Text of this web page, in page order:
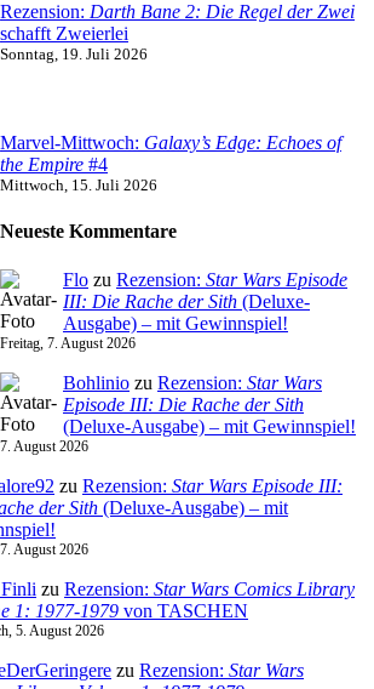
Rezension: Darth Bane 2: Die Regel der Zwei
schafft Zweierlei
Sonntag, 19. Juli 2026
Marvel-Mittwoch: Galaxy’s Edge: Echoes of
the Empire #4
Mittwoch, 15. Juli 2026
Neueste Kommentare
Flo zu Rezension: Star Wars Episode
III: Die Rache der Sith (Deluxe-
Ausgabe) – mit Gewinnspiel!
Freitag, 7. August 2026
Bohlinio zu Rezension: Star Wars
Episode III: Die Rache der Sith
(Deluxe-Ausgabe) – mit Gewinnspiel!
August 2026
zu Rezension: Star Wars Episode III:
der Sith (Deluxe-Ausgabe) – mit
August 2026
zu Rezension: Star Wars Comics Library
1: 1977-1979 von TASCHEN
5. August 2026
zu Rezension: Star Wars